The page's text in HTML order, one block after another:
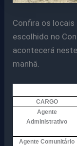
Confira os
escolhido no
acontecerá
manhã.
CARGO
Agente
Administrativo
Agente Comunitário